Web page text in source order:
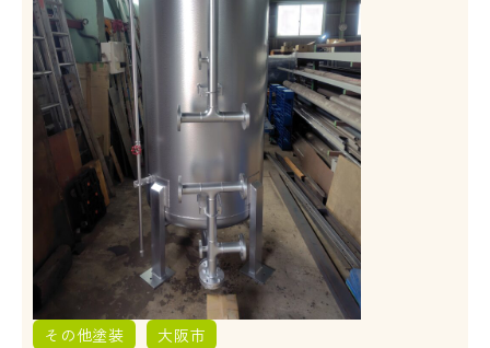
その他塗装 大阪市